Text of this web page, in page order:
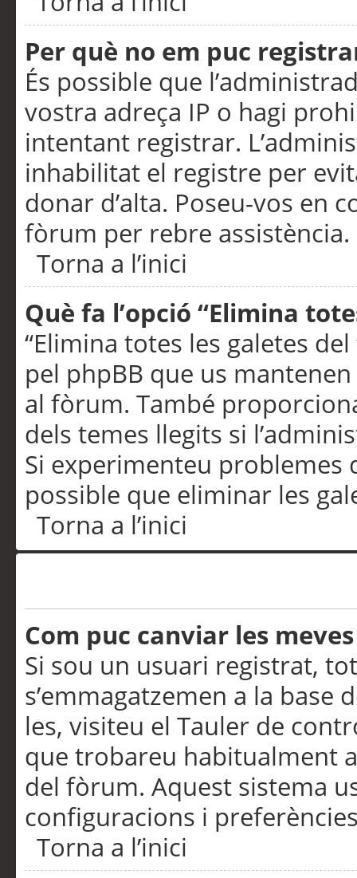
Per què no em puc
És possible que
vostra adreça IP o hagi
intentant registrar.
inhabilitat el registre per
donar d’alta. Poseu-vos en
fòrum per rebre assistència.
Torna a l’inici
Què fa l’opció “Elimina
“Elimina totes les galetes
pel phpBB que us
al fòrum. També
dels temes llegits si
Si experimenteu problemes
possible que eliminar les
Torna a l’inici
Com puc canviar les
Si sou un usuari registrat,
s’emmagatzemen a la
les, visiteu el Tauler de
que trobareu habitualment
del fòrum. Aquest sistema
configuracions i
Torna a l’inici